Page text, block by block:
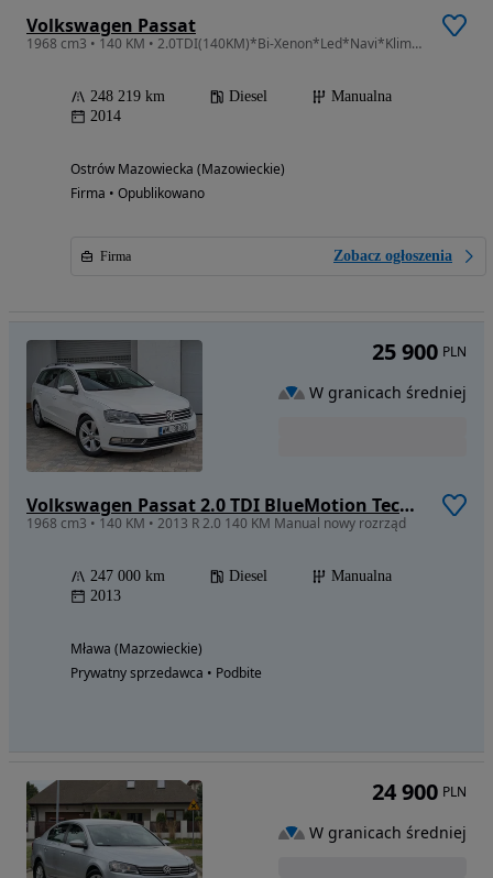
Volkswagen Passat
1968 cm3 • 140 KM • 2.0TDI(140KM)*Bi-Xenon*Led*Navi*Klimatronik*El.Fotel*Welur*Alu16"ASO
248 219 km Diesel
Manualna
2014
Ostrów Mazowiecka (Mazowieckie)
Firma • Opublikowano
Firma Zobacz ogłoszenia
Volkswagen Passat 2.0 TDI BlueMotion Technology Comfortline
1968 cm3 • 140 KM • 2013 R 2.0 140 KM Manual nowy rozrząd
247 000 km Diesel
Manualna
2013
Mława (Mazowieckie)
Prywatny sprzedawca • Podbite
25 900 PLN
W granicach średniej
24 900 PLN
W granicach średniej